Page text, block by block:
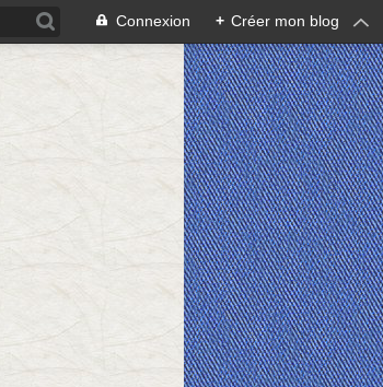
Connexion + Créer mon blog